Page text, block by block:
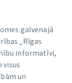
galvenajā
„Rīgas
informatīvi,
visus
un